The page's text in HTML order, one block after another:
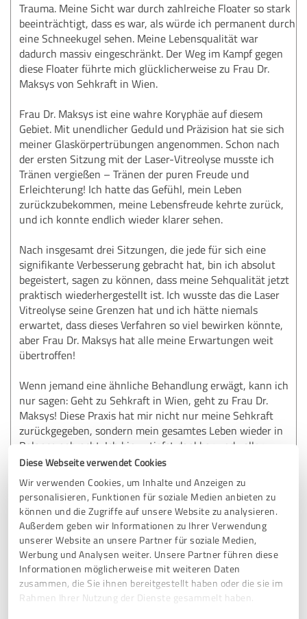
Diese Webseite verwendet Cookies
Wir verwenden Cookies, um Inhalte und Anzeigen zu
personalisieren, Funktionen für soziale Medien anbieten zu
können und die Zugriffe auf unsere Website zu analysieren.
Außerdem geben wir Informationen zu Ihrer Verwendung
unserer Website an unsere Partner für soziale Medien,
Werbung und Analysen weiter. Unsere Partner führen diese
Informationen möglicherweise mit weiteren Daten
zusammen, die Sie ihnen bereitgestellt haben oder die sie im
Rahmen Ihrer Nutzung der Dienste gesammelt haben.
Trauma. Meine Sicht war durch zahlreiche Floater so stark
beeinträchtigt, dass es war, als würde ich permanent durch
eine Schneekugel sehen. Meine Lebensqualität war
dadurch massiv eingeschränkt. Der Weg im Kampf gegen
diese Floater führte mich glücklicherweise zu Frau Dr.
Maksys von Sehkraft in Wien.
Frau Dr. Maksys ist eine wahre Koryphäe auf diesem
Gebiet. Mit unendlicher Geduld und Präzision hat sie sich
meiner Glaskörpertrübungen angenommen. Schon nach
der ersten Sitzung mit der Laser-Vitreolyse musste ich
Tränen vergießen – Tränen der puren Freude und
Erleichterung! Ich hatte das Gefühl, mein Leben
zurückzubekommen, meine Lebensfreude kehrte zurück,
und ich konnte endlich wieder klarer sehen.
Nach insgesamt drei Sitzungen, die jede für sich eine
signifikante Verbesserung gebracht hat, bin ich absolut
begeistert, sagen zu können, dass meine Sehqualität jetzt
praktisch wiederhergestellt ist. Ich wusste das die Laser
Vitreolyse seine Grenzen hat und ich hätte niemals
erwartet, dass dieses Verfahren so viel bewirken könnte,
aber Frau Dr. Maksys hat alle meine Erwartungen weit
übertroffen!
Wenn jemand eine ähnliche Behandlung erwägt, kann ich
nur sagen: Geht zu Sehkraft in Wien, geht zu Frau Dr.
Maksys! Diese Praxis hat mir nicht nur meine Sehkraft
zurückgegeben, sondern mein gesamtes Leben wieder in
Balance gebracht. Ich bin zutiefst dankbar und voller
Begeisterung für das unglaubliche Team von Sehkraft! Von
mir gäbe es in jeder Kategorie 10 Sterne wenn man diese
vergeben könnte.
Erfahrungsbericht & Bewertung zu:
sehkraft Augenzentrum Wien
24.10.2024 Josip S.